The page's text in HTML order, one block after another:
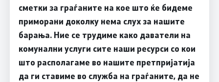
сметки за граѓаните на кое што ќе бидеме
приморани доколку нема слух за нашите
барања. Ние се трудиме како даватели на
комунални услуги сите наши ресурси со кои
што располагаме во нашите претпријатија
да ги ставиме во служба на граѓаните, да не